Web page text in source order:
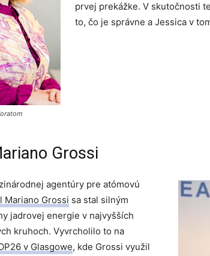
prvej prekážke. V skutočnosti
to, čo je správne a Jessica v
Grossi
agentúry pre atómovú
Mariano Grossi sa stal silným
jadrovej energie v najvyšších
kruhoch. Vyvrcholilo to na
v Glasgowe, kde Grossi využil